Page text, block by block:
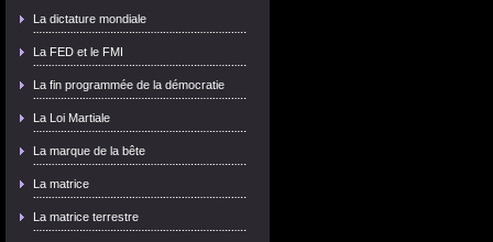
La dictature mondiale
La FED et le FMI
La fin programmée de la démocratie
La Loi Martiale
La marque de la bête
La matrice
La matrice terrestre